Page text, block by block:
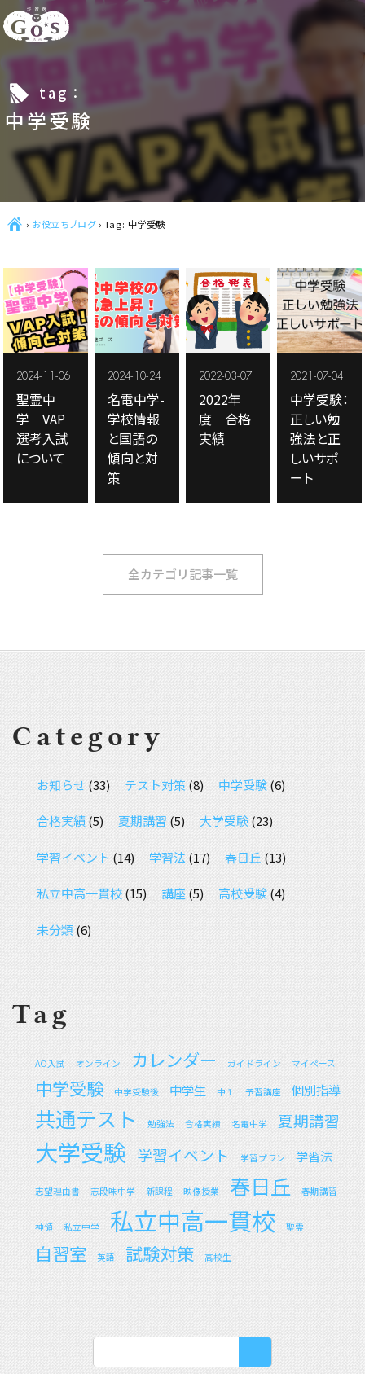
l tag：
中学受験
Ç › お役立ちブログ› Tag: 中学受験
2024-11-06
聖霊中
学 VAP
選考入試
について
2024-10-24
名電中学-
学校情報
と国語の
傾向と対
策
2022-03-07
2022年
度 合格
実績
2021-07-04
中学受験：
正しい勉
強法と正
しいサポ
ート
全カテゴリ記事一覧
Category
お知らせ (33) テスト対策 (8) 中学受験(6)
合格実績(5) 夏期講習 (5) 大学受験(23)
学習イベント (14) 学習法(17) 春日丘(13)
私立中高一貫校(15) 講座(5) 高校受験(4)
未分類 (6)
Tag
AO入試 オンライン カレンダー ガイドライン マイペース
中学受験 中学受験後 中学生 中１ 予習講座 個別指導
共通テスト 勉強法 合格実績 名電中学 夏期講習
大学受験 学習イベント 学習プラン 学習法
志望理由書 志段味中学 新課程 映像授業 春日丘 春期講習
神領 私立中学 私立中高一貫校 聖霊
自習室 英語 試験対策 高校生